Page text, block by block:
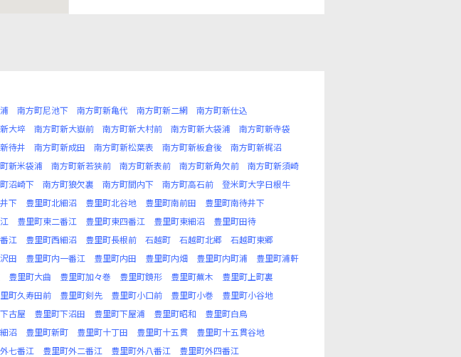
南方町尼池下 南方町新亀代 南方町新二網
南方町新仕込
大埣 南方町新大嶽前 南方町新大村前 南方町新大袋浦
南方町新寺袋
待井 南方町新成田 南方町新松葉表 南方町新板倉後
南方町新梶沼
新米袋浦 南方町新若狭前 南方町新表前 南方町新角欠前
南方町新須崎
沼崎下 南方町狼欠裏 南方町間内下 南方町高石前
登米町大字日根牛
下 豊里町北細沼 豊里町北谷地 豊里町南前田
豊里町南待井下
豊里町東二番江 豊里町東四番江 豊里町東細沼
豊里町田待
江 豊里町西細沼 豊里町長根前 石越町 石越町北郷
石越町東郷
田 豊里町内一番江 豊里町内田 豊里町内畑 豊里町内町浦
豊里町浦軒
豊里町大曲 豊里町加々巻 豊里町鏡形 豊里町蕪木
豊里町上町裏
町久寿田前 豊里町剣先 豊里町小口前 豊里町小巻
豊里町小谷地
古屋 豊里町下沼田 豊里町下屋浦 豊里町昭和
豊里町白鳥
沼 豊里町新町 豊里町十丁田 豊里町十五貫
豊里町十五貫谷地
七番江 豊里町外二番江 豊里町外八番江
豊里町外四番江